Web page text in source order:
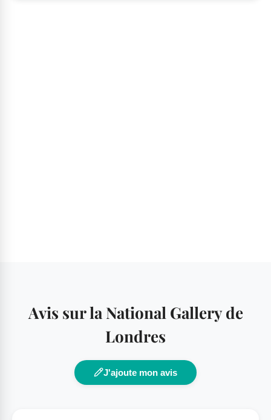
Avis sur la National Gallery de
Londres
J'ajoute mon avis